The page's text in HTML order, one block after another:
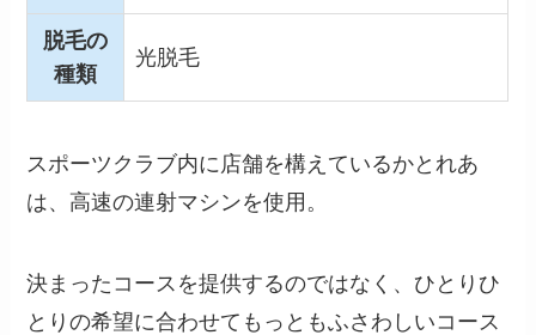
脱毛の
種類
光脱毛
スポーツクラブ内に店舗を構えているかとれあ
は、高速の連射マシンを使用。
決まったコースを提供するのではなく、ひとりひ
とりの希望に合わせてもっともふさわしいコース